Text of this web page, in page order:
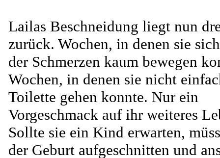
Lailas Beschneidung liegt nun
zurück. Wochen, in denen sie
der Schmerzen kaum bewegen
Wochen, in denen sie nicht
Toilette gehen konnte. Nur ein
Vorgeschmack auf ihr weiteres
Sollte sie ein Kind erwarten,
der Geburt aufgeschnitten und